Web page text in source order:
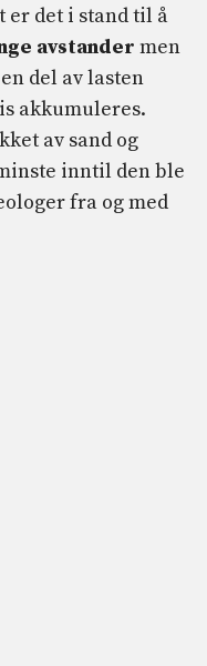
er det i stand til å
avstander men
del av lasten
akkumuleres.
av sand og
inntil den ble
fra og med